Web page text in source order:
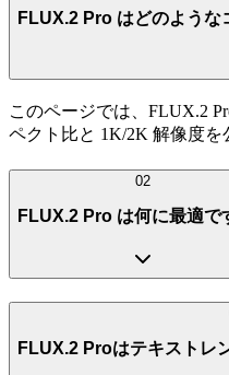
FLUX.2 Pro はどのよう
このページでは、FLUX.2
ペクト比と 1K/2K 解像度を
02
FLUX.2 Pro は何に最適で
FLUX.2 Proはテキストレ